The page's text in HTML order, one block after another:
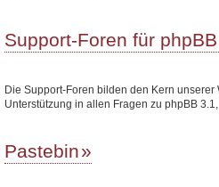
Support-Foren für phpBB
Die Support-Foren bilden den Kern unserer
Unterstützung in allen Fragen zu phpBB 3.1,
Pastebin